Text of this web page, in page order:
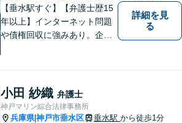
【垂水駅すぐ】【弁護士歴15
年以上】インターネット問題
や債権回収に強みあり。企業
しづらくてもご安心くださ
い。【分割払いOK】【休日・
夜間面談・ビデオ面談可】
詳細を見
る
小田 紗織 弁護士
神戸マリン綜合法律事務所
兵庫県|神戸市垂水区 垂水駅 から徒歩1分